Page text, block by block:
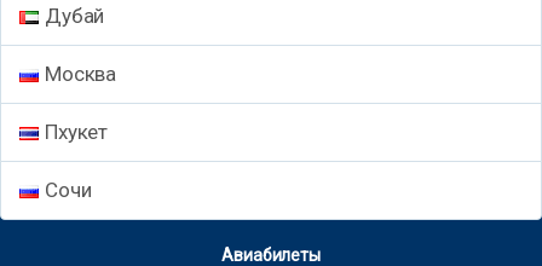
Дубай
Москва
Пхукет
Сочи
Авиабилеты